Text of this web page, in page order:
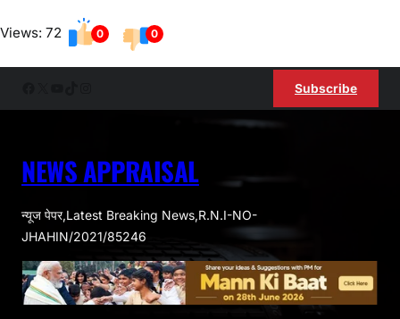
Views: 72 0 0
Subscribe
NEWS APPRAISAL
न्यूज पेपर,Latest Breaking News,R.N.I-NO-
JHAHIN/2021/85246